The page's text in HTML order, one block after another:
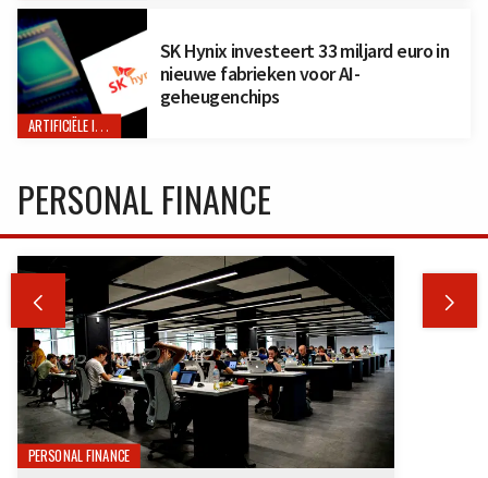
ARTIFICIËLE INTELLIGENTIE
SK Hynix investeert 33 miljard euro in
nieuwe fabrieken voor AI-
geheugenchips
PERSONAL FINANCE
 
PERSONAL FINANCE